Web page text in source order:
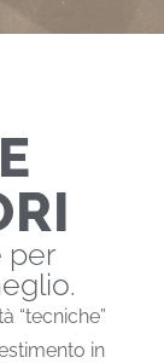
per
“tecniche”
in